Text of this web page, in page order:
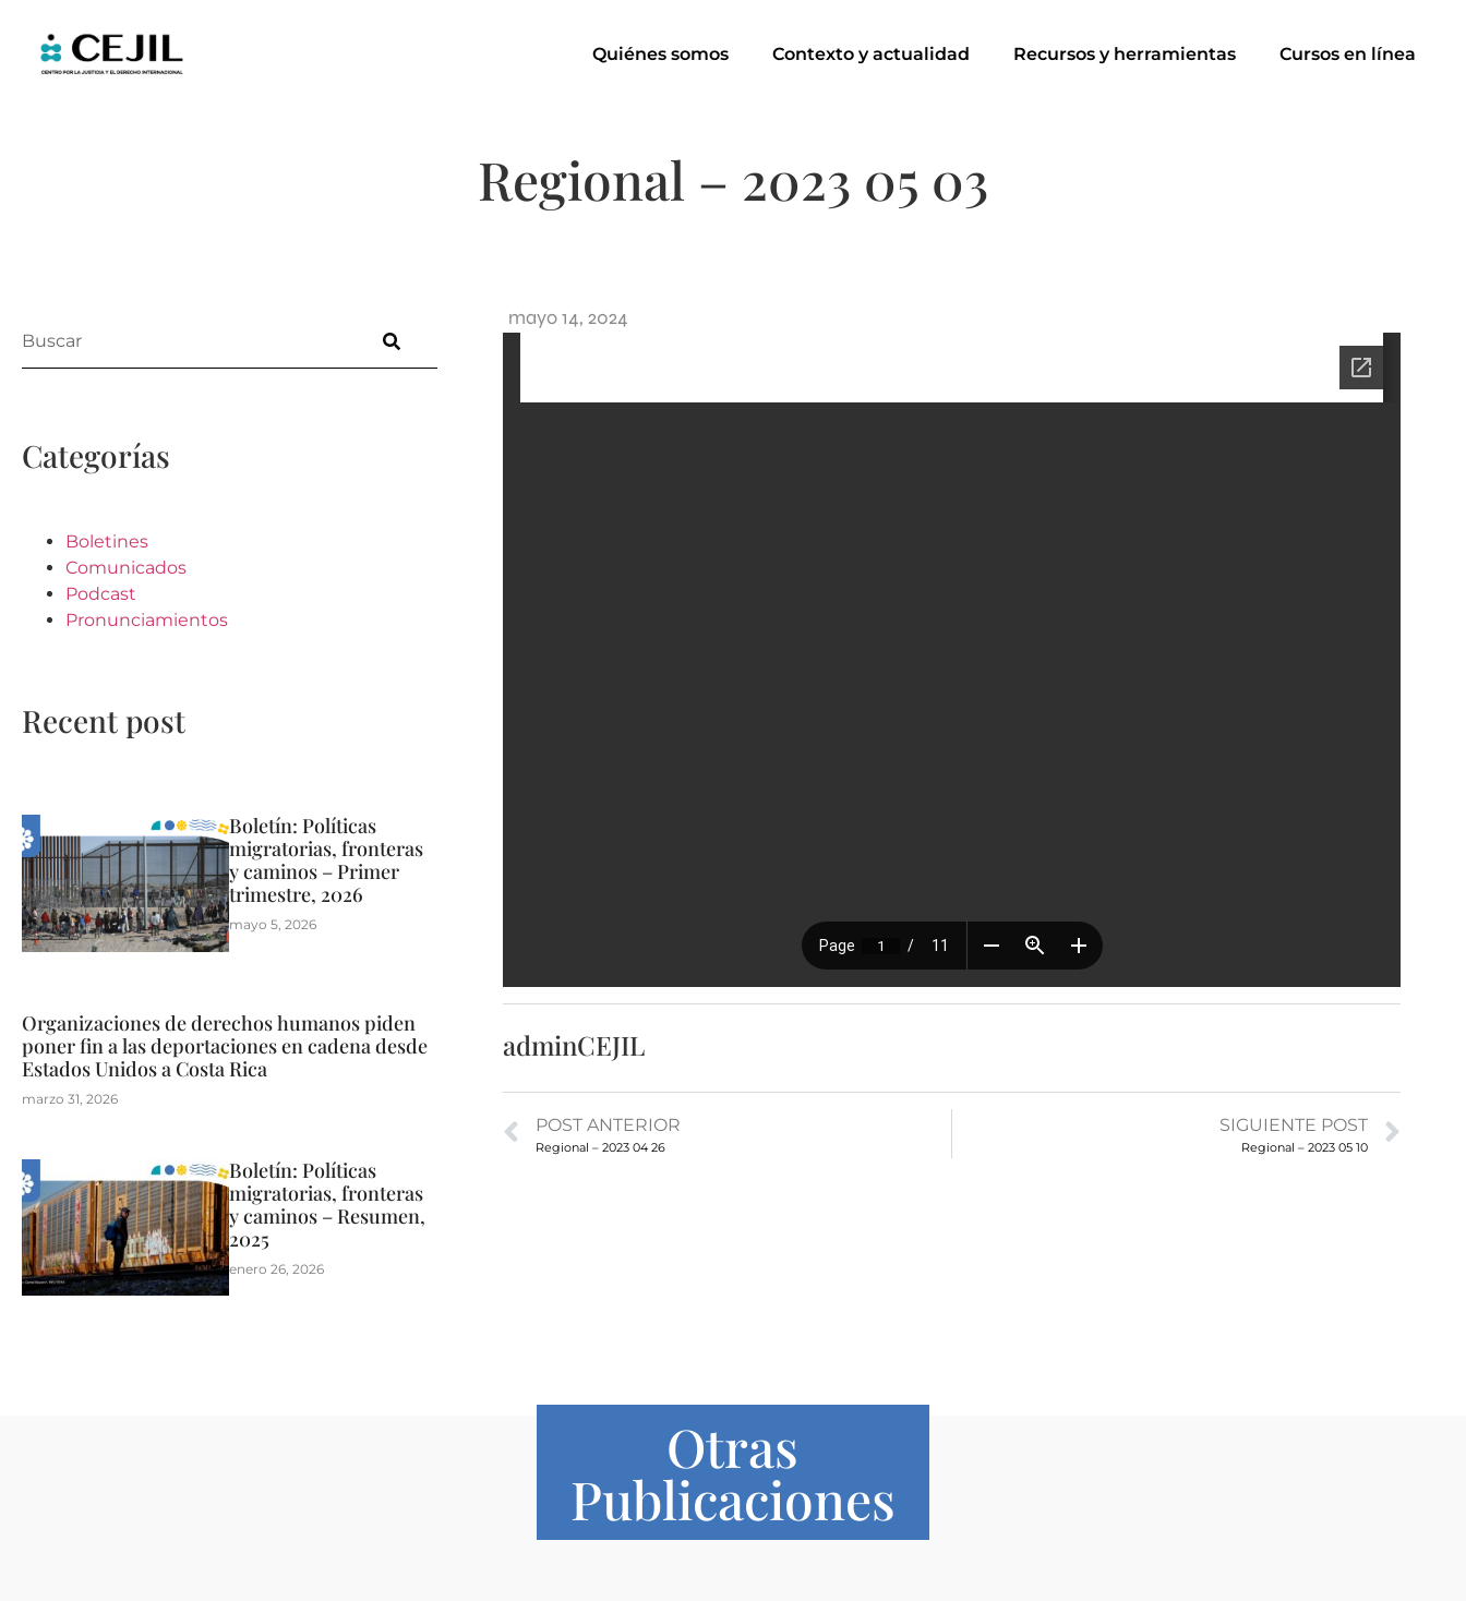
Quiénes somos Contexto y actualidad Recursos y herramientas Cursos en línea
Regional – 2023 05 03
Categorías
Boletines
Comunicados
Podcast
Pronunciamientos
Recent post
Boletín: Políticas
migratorias, fronteras
y caminos – Primer
trimestre, 2026
mayo 5, 2026
Organizaciones de derechos humanos piden
poner fin a las deportaciones en cadena desde
Estados Unidos a Costa Rica
marzo 31, 2026
Boletín: Políticas
migratorias, fronteras
y caminos – Resumen,
2025
enero 26, 2026
mayo 14, 2024
adminCEJIL
POST ANTERIOR
Regional – 2023 04 26
SIGUIENTE POST
Regional – 2023 05 10
Otras
Publicaciones